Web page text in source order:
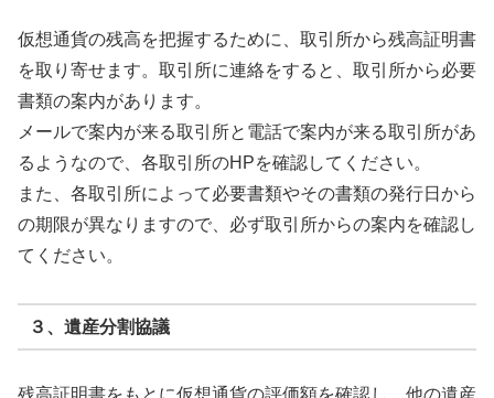
仮想通貨の残高を把握するために、取引所から残高証明書
を取り寄せます。取引所に連絡をすると、取引所から必要
書類の案内があります。
メールで案内が来る取引所と電話で案内が来る取引所があ
るようなので、各取引所のHPを確認してください。
また、各取引所によって必要書類やその書類の発行日から
の期限が異なりますので、必ず取引所からの案内を確認し
てください。
３、遺産分割協議